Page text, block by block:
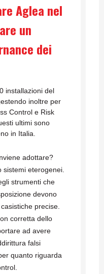
Aglea nel
un
dei
installazioni del
inoltre per
Control e Risk
ultimi sono
in Italia.
adottare?
eterogenei.
strumenti che
devono
precise.
corretta dello
ad avere
falsi
quanto riguarda